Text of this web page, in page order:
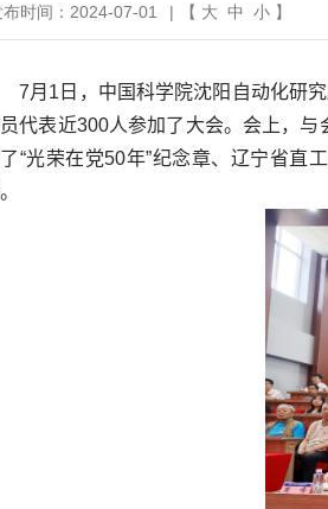
布时间：2024-07-01 | 【 大 中 小 】
7月 1 日，中国科学院沈阳自动化研
代表近300人参加了大会。会上，与
“光荣在党50年”纪念章、辽宁省直